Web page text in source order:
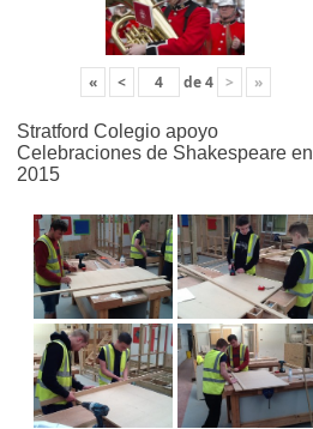
« < de4 > »
Stratford Colegio apoyo
Celebraciones de Shakespeare en
2015